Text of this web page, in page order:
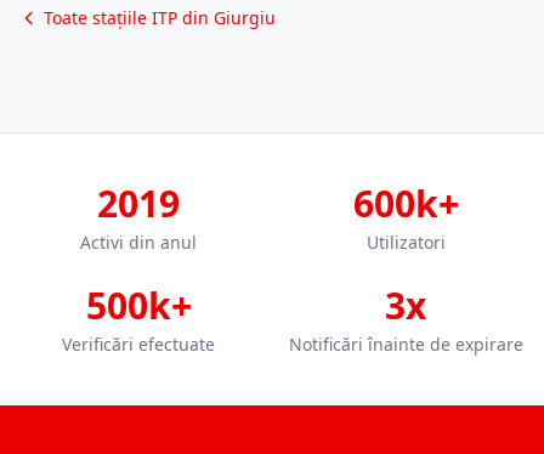
Toate stațiile ITP din Giurgiu
2019
Activi din anul
600k+
Utilizatori
500k+
Verificări efectuate
3x
Notificări înainte de expirare